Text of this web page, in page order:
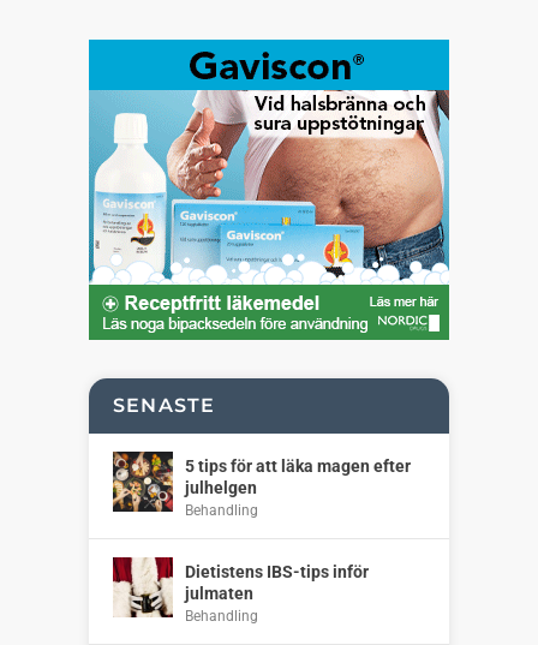
SENASTE
5 tips för att läka magen efter
julhelgen
Behandling
Dietistens IBS-tips inför
julmaten
Behandling